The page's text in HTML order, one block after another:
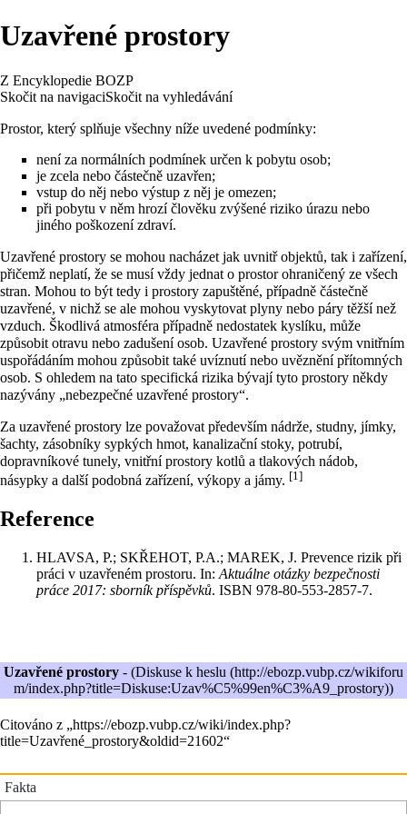
Uzavřené prostory
Z Encyklopedie BOZP
Skočit na navigaciSkočit na vyhledávání
Prostor, který splňuje všechny níže uvedené podmínky:
není za normálních podmínek určen k pobytu osob;
je zcela nebo částečně uzavřen;
vstup do něj nebo výstup z něj je omezen;
při pobytu v něm hrozí člověku zvýšené riziko úrazu nebo
jiného poškození zdraví.
Uzavřené prostory se mohou nacházet jak uvnitř objektů, tak i zařízení,
přičemž neplatí, že se musí vždy jednat o prostor ohraničený ze všech
stran. Mohou to být tedy i prostory zapuštěné, případně částečně
uzavřené, v nichž se ale mohou vyskytovat plyny nebo páry těžší než
vzduch. Škodlivá atmosféra případně nedostatek kyslíku, může
způsobit otravu nebo zadušení osob. Uzavřené prostory svým vnitřním
uspořádáním mohou způsobit také uvíznutí nebo uvěznění přítomných
osob. S ohledem na tato specifická rizika bývají tyto prostory někdy
nazývány „nebezpečné uzavřené prostory“.
Za uzavřené prostory lze považovat především nádrže, studny, jímky,
šachty, zásobníky sypkých hmot, kanalizační stoky, potrubí,
dopravníkové tunely, vnitřní prostory kotlů a tlakových nádob,
násypky a další podobná zařízení, výkopy a jámy. [1]
Reference
HLAVSA, P.; SKŘEHOT, P.A.; MAREK, J. Prevence rizik při
práci v uzavřeném prostoru. In: Aktuálne otázky bezpečnosti
práce 2017: sborník příspěvků. ISBN 978-80-553-2857-7.
Uzavřené prostory - (Diskuse k heslu
)
Citováno z „https://ebozp.vubp.cz/wiki/index.php?
title=Uzavřené_prostory&oldid=21602“
Fakta